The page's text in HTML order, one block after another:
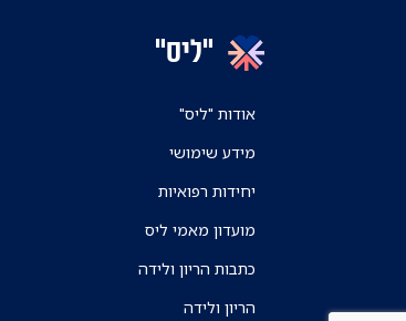
"ליס"
אודות "ליס"
מידע שימושי
יחידות רפואיות
מועדון מאמי ליס
כתבות הריון ולידה
הריון ולידה